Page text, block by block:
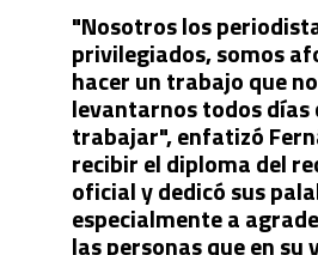
"Nosotros los
privilegiados, somos
hacer un trabajo que
levantarnos todos días
trabajar", enfatizó
recibir el diploma del
oficial y dedicó sus
especialmente a
las personas que en su